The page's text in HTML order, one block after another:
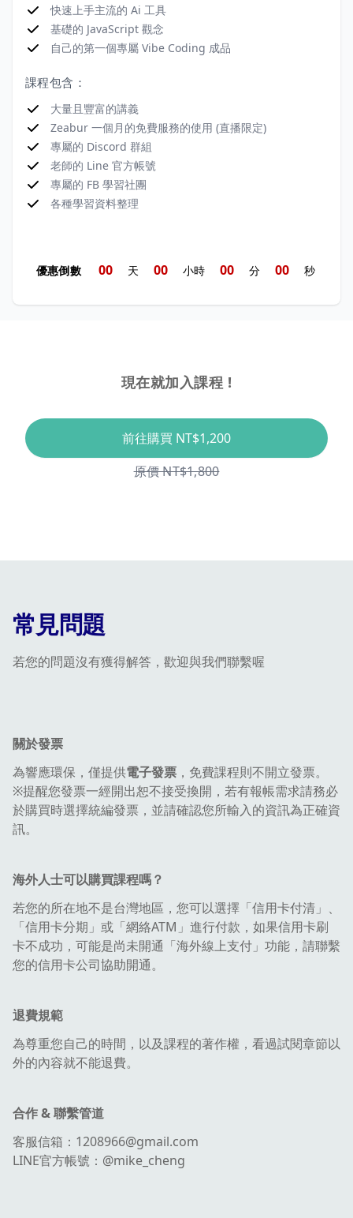
快速上手主流的 Ai 工具
基礎的 JavaScript 觀念
自己的第一個專屬 Vibe Coding 成品
課程包含：
大量且豐富的講義
Zeabur 一個月的免費服務的使用 (直播限定)
專屬的 Discord 群組
老師的 Line 官方帳號
專屬的 FB 學習社團
各種學習資料整理
優惠倒數 00 天 00 小時 00 分 00 秒
現在就加入課程 !
前往購買 NT$1,200
原價 NT$1,800
常見問題
若您的問題沒有獲得解答，歡迎與我們聯繫喔
關於發票
為響應環保，僅提供電子發票 ，免費課程則不開立發票。
※提醒您發票一經開出恕不接受換開，若有報帳需求請務必
於購買時選擇統編發票，並請確認您所輸入的資訊為正確資
訊。
海外人士可以購買課程嗎？
若您的所在地不是台灣地區，您可以選擇「信用卡付清」、
「信用卡分期」或「網絡ATM」進行付款，如果信用卡刷
卡不成功，可能是尚未開通「海外線上支付」功能，請聯繫
您的信用卡公司協助開通。
退費規範
為尊重您自己的時間，以及課程的著作權，看過試閱章節以
外的內容就不能退費。
合作 & 聯繫管道
客服信箱：1208966@gmail.com
LINE官方帳號：@mike_cheng